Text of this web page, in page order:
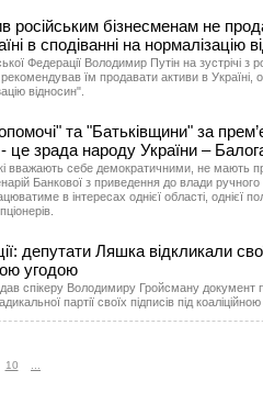
російським бізнесменам не
в сподіванні на нормалізацію
Федерації Володимир Путін на зустрічі з
їм продавати активи в Україні,
відносин".
та "Батьківщини" за
- це зрада народу України –
вважають себе демократичними, не мають
Банкової з приведення до влади ручного
в інтересах однієї області, однієї
депутати Ляшка відкликали
угодою
спікеру Володимиру Гройсману документ
партії своїх підписів під
10